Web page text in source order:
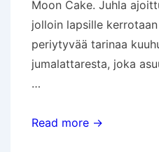
Moon Cake. Juhla
jolloin lapsille
periytyvää tarinaa
jumalattaresta, joka
…
Kuujuhla
Read more →